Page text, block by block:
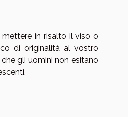
in risalto il viso o
di originalità al vostro
gli uomini non esitano